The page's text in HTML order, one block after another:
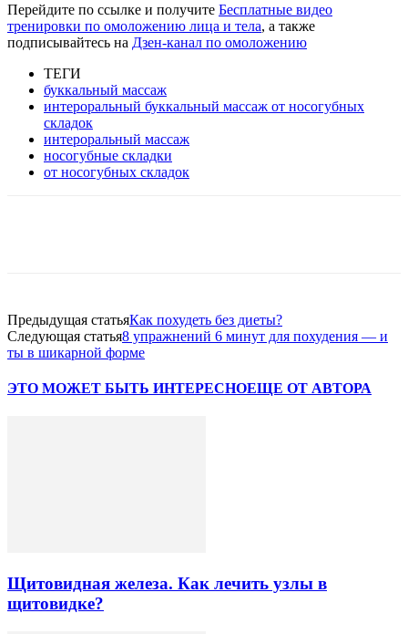
Перейдите по ссылке и получите Бесплатные видео
тренировки по омоложению лица и тела, а также
подписывайтесь на Дзен-канал по омоложению
ТЕГИ
буккальный массаж
интероральный буккальный массаж от носогубных
складок
интероральный массаж
носогубные складки
от носогубных складок
Предыдущая статьяКак похудеть без диеты?
Следующая статья8 упражнений 6 минут для похудения — и
ты в шикарной форме
ЭТО МОЖЕТ БЫТЬ ИНТЕРЕСНОЕЩЕ ОТ АВТОРА
Щитовидная железа. Как лечить узлы в
щитовидке?